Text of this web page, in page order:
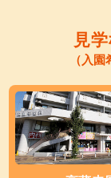
見
（入